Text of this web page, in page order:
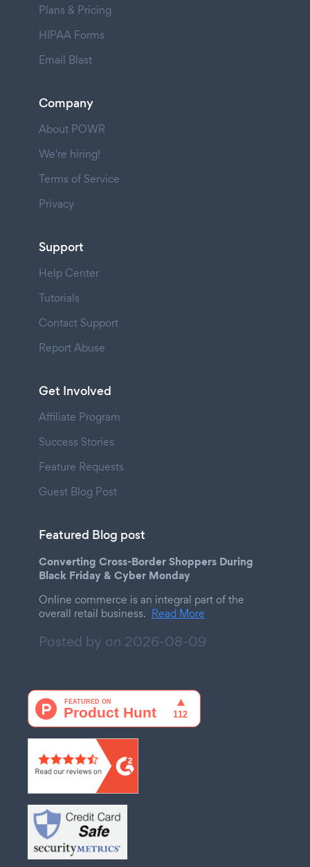
Plans & Pricing
HIPAA Forms
Email Blast
Company
About POWR
We're hiring!
Terms of Service
Privacy
Support
Help Center
Tutorials
Contact Support
Report Abuse
Get Involved
Affiliate Program
Success Stories
Feature Requests
Guest Blog Post
Featured Blog post
Converting Cross-Border Shoppers During
Black Friday & Cyber Monday
Online commerce is an integral part of the
overall retail business. Read More
Posted by on 2026-08-09